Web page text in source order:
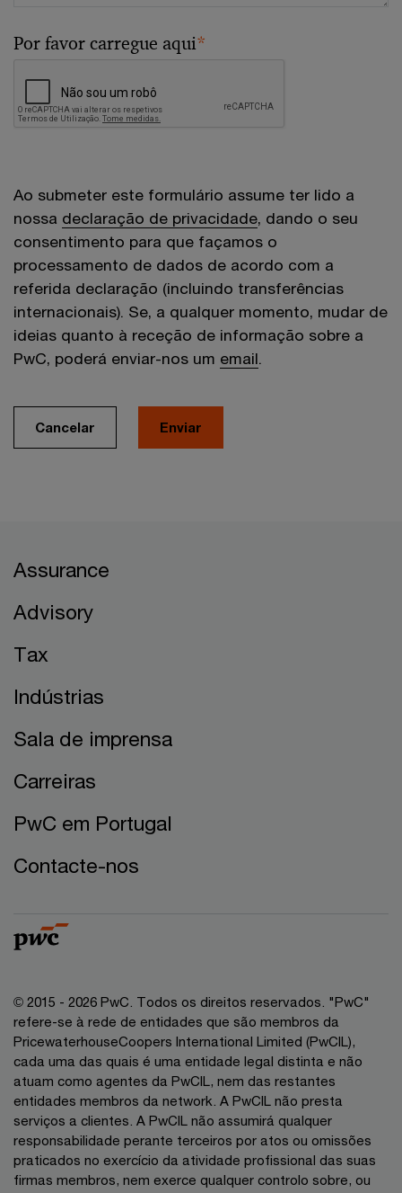
Por favor carregue aqui*
Ao submeter este formulário assume ter lido a
nossa declaração de privacidade, dando o seu
consentimento para que façamos o
processamento de dados de acordo com a
referida declaração (incluindo transferências
internacionais). Se, a qualquer momento, mudar de
ideias quanto à receção de informação sobre a
PwC, poderá enviar-nos um email.
Cancelar Enviar
Assurance
Advisory
Tax
Indústrias
Sala de imprensa
Carreiras
PwC em Portugal
Contacte-nos
© 2015 - 2026 PwC. Todos os direitos reservados. "PwC"
refere-se à rede de entidades que são membros da
PricewaterhouseCoopers International Limited (PwCIL),
cada uma das quais é uma entidade legal distinta e não
atuam como agentes da PwCIL, nem das restantes
entidades membros da network. A PwCIL não presta
serviços a clientes. A PwCIL não assumirá qualquer
responsabilidade perante terceiros por atos ou omissões
praticados no exercício da atividade profissional das suas
firmas membros, nem exerce qualquer controlo sobre, ou